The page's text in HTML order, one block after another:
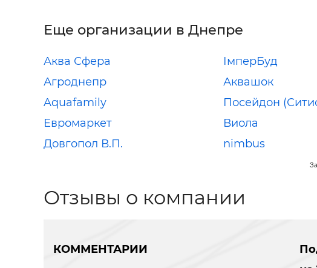
Еще организации в Днепре
Аква Сфера
ІмперБуд
Агроднепр
Аквашок
Aquafamily
Посейдон
Евромаркет
Виола
Довгопол В.П.
nimbus
Отзывы о компании
КОММЕНТАРИИ